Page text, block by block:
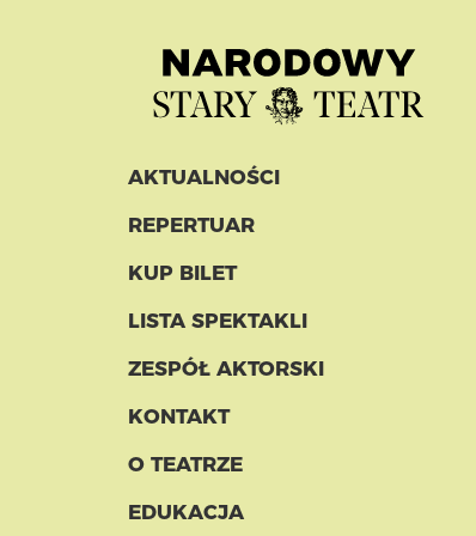
AKTUALNOŚCI
REPERTUAR
KUP BILET
LISTA SPEKTAKLI
ZESPÓŁ AKTORSKI
KONTAKT
O TEATRZE
EDUKACJA